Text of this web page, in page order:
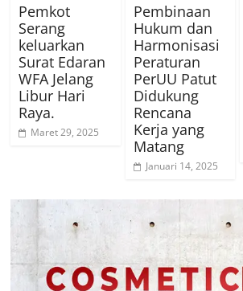
Pemkot
Serang
keluarkan
Surat Edaran
WFA Jelang
Libur Hari
Raya.
Maret 29, 2025
Pembinaan
Hukum dan
Harmonisasi
Peraturan
PerUU Patut
Didukung
Rencana
Kerja yang
Matang
Januari 14, 2025